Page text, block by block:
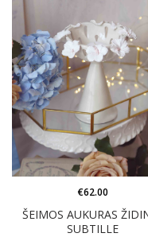
ŠEIMOS AUKURAS
SUBTILLE
€62.00